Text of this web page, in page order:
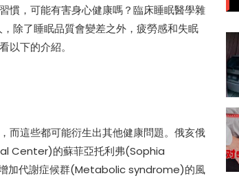
慣，可能有害身心健康嗎？臨床睡眠醫學雜
了睡眠品質會變差之外，疲勞感和失眠
以下的介紹。
而這些都可能衍生出其他健康問題。俄亥俄
Center)的蘇菲亞托利弗(Sophia
加代謝症候群(Metabolic syndrome)的風